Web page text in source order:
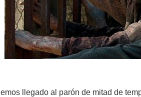
llegado al parón de mitad de